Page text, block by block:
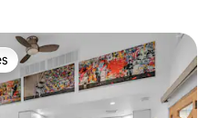
más destacados